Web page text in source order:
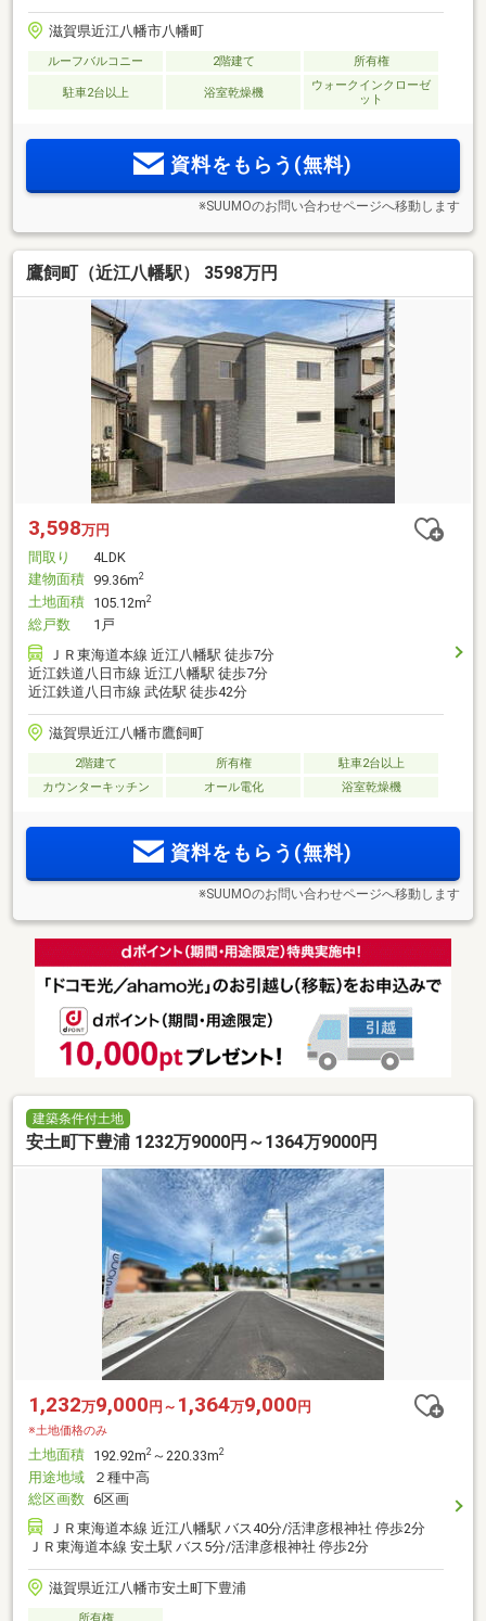
滋賀県近江八幡市八幡町
ルーフバルコニー 2階建て 所有権
駐車2台以上 浴室乾燥機
ウォークインクローゼ
ット
資料をもらう(無料)
※SUUMOのお問い合わせページへ移動します
鷹飼町（近江八幡駅） 3598万円
3,598万円
間取り
4LDK
建物面積 99.36m2
土地面積 105.12m2
総戸数
1戸
ＪＲ東海道本線 近江八幡駅 徒歩7分
近江鉄道八日市線 近江八幡駅 徒歩7分
近江鉄道八日市線 武佐駅 徒歩42分
滋賀県近江八幡市鷹飼町
2階建て 所有権
駐車2台以上
カウンターキッチン
オール電化 浴室乾燥機
資料をもらう(無料)
※SUUMOのお問い合わせページへ移動します
建築条件付土地
安土町下豊浦 1232万9000円～1364万9000円
1,232万9,000円～ 1,364万9,000円
※土地価格のみ
土地面積 192.92m2 ～220.33m2
用途地域
２種中高
総区画数 6区画
ＪＲ東海道本線 近江八幡駅 バス40分/活津彦根神社 停歩2分
ＪＲ東海道本線 安土駅 バス5分/活津彦根神社 停歩2分
滋賀県近江八幡市安土町下豊浦